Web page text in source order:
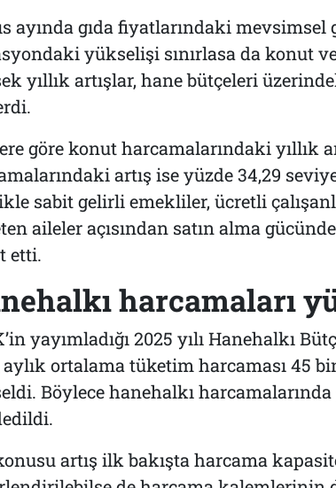
ayında gıda fiyatlarındaki mevsimsel
yükselişi sınırlasa da konut
yıllık artışlar, hane bütçeleri
göre konut harcamalarındaki yıllık
artış ise yüzde 34,29
sabit gelirli emekliler, ücretli
aileler açısından satın alma
etti.
harcamaları
yayımladığı 2025 yılı Hanehalkı
aylık ortalama tüketim harcaması 45
Böylece hanehalkı harcamalarında
artış ilk bakışta harcama